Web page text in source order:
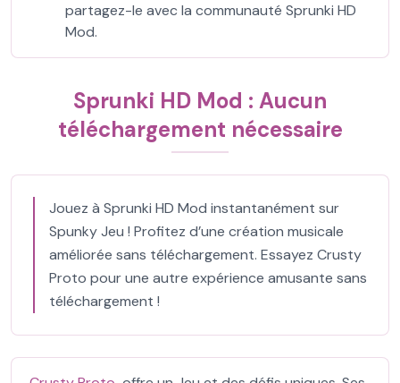
partagez-le avec la communauté Sprunki HD
Mod.
Sprunki HD Mod : Aucun
téléchargement nécessaire
Jouez à Sprunki HD Mod instantanément sur
Spunky Jeu ! Profitez d’une création musicale
améliorée sans téléchargement. Essayez Crusty
Proto pour une autre expérience amusante sans
téléchargement !